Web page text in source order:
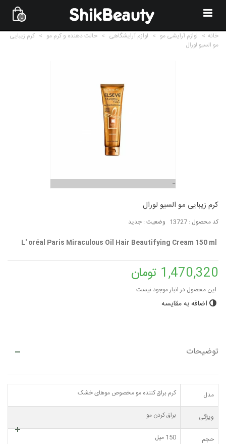
0
خانه > لوازم آرایشی مو > لوازم آرایشگاهی > حالت دهنده و کرم مو > کرم زیبایی
مو السیو لورال
کرم زیبایی مو السیو لورال
کد محصول : 13727 وضعیت : جدید
1,470,320 تومان
این محصول در انبار موجود نیست
اضافه به مقایسه
توضیحات
مدل کرم براق کننده مو مخصوص موهای خشک
ویژگی براق کردن مو
حجم 150 میل